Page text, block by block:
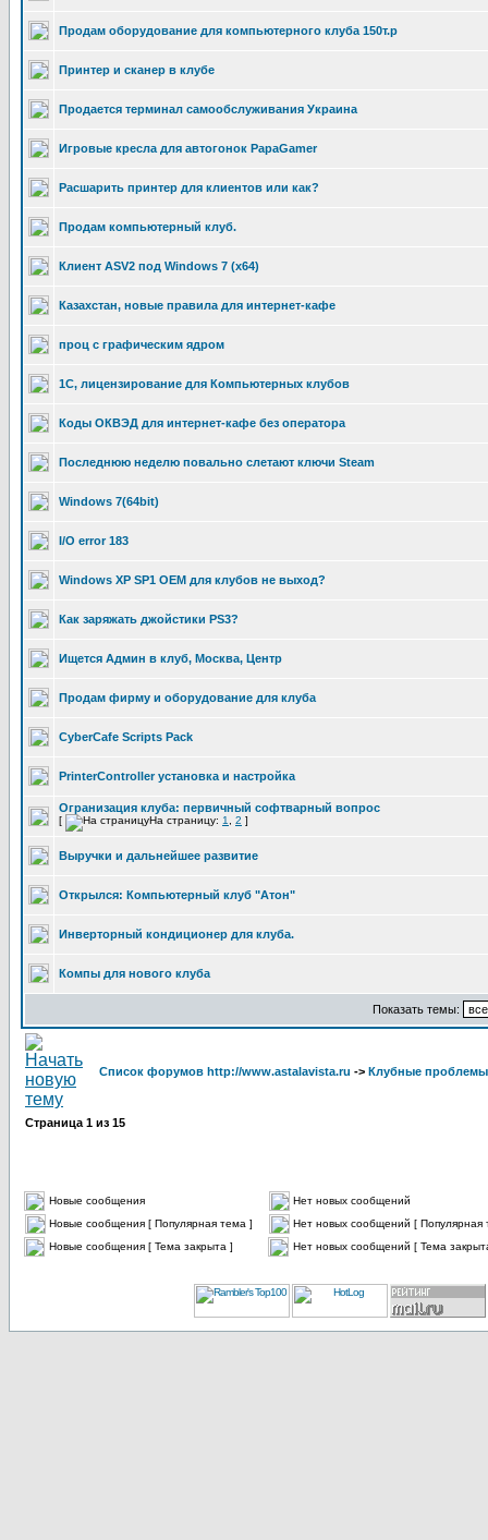
Продам оборудование для компьютерного клуба 150т.р
Принтер и сканер в клубе
Продается терминал самообслуживания Украина
Игровые кресла для автогонок PapaGamer
Расшарить принтер для клиентов или как?
Продам компьютерный клуб.
Клиент ASV2 под Windows 7 (x64)
Казахстан, новые правила для интернет-кафе
проц с графическим ядром
1С, лицензирование для Компьютерных клубов
Коды ОКВЭД для интернет-кафе без оператора
Последнюю неделю повально слетают ключи Steam
Windows 7(64bit)
I/O error 183
Windows XP SP1 OEM для клубов не выход?
Как заряжать джойстики PS3?
Ищется Админ в клуб, Москва, Центр
Продам фирму и оборудование для клуба
CyberCafe Scripts Pack
PrinterController установка и настройка
Огранизация клуба: первичный софтварный вопрос
[ На страницу: 1 2 ]
Выручки и дальнейшее развитие
Открылся: Компьютерный клуб "Атон"
Инверторный кондиционер для клуба.
Компы для нового клуба
Показать темы:
Список форумов http://www.astalavista.ru -> Клубные проблемы
Страница 1 из 15
Новые сообщения
Нет новых сообщений
Новые сообщения [ Популярная тема ]
Нет новых сообщений [ Популярная
Новые сообщения [ Тема закрыта ]
Нет новых сообщений [ Тема